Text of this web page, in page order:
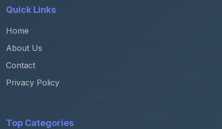
Quick Links
Home
About Us
Contact
Privacy Policy
Top Categories